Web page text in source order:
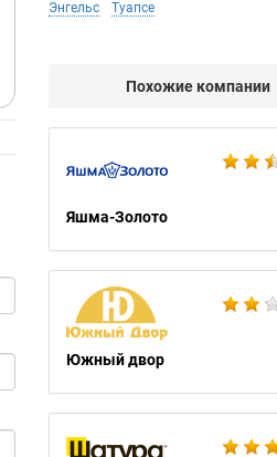
Энгельс
Туапсе
Похожие компании
Яшма-Золото
Южный двор